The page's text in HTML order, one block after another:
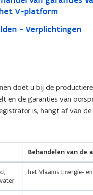
V-platform
- Verplichtingen
doet u bij de
en de garanties van
is, hangt af van
Behandelen van de
het Vlaams Energie-